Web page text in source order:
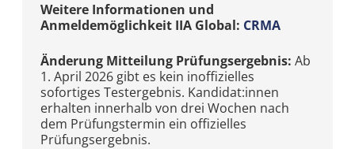
Weitere Informationen und
Anmeldemöglichkeit IIA Global: CRMA
Änderung Mitteilung Prüfungsergebnis: Ab
1. April 2026 gibt es kein inoffizielles
sofortiges Testergebnis. Kandidat:innen
erhalten innerhalb von drei Wochen nach
dem Prüfungstermin ein offizielles
Prüfungsergebnis.